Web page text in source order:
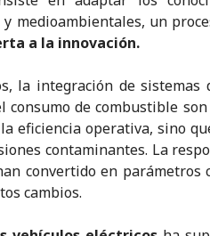
y medioambientales, un
a la innovación.
la integración de
de combustible
eficiencia operativa, sino
contaminantes. La
convertido en parámetros
cambios.